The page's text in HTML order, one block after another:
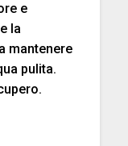
e
la
mantenere
pulita.